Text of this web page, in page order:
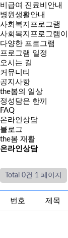
비급여 진료비안내
병원생활안내
사회복지프로그램
사회복지프로그램
다양한 프로그램
프로그램 일정
오시는 길
커뮤니티
공지사항
the봄의 일상
정성담은 한끼
FAQ
온라인상담
블로그
the봄 재활
온라인상담
Total 0건 1 페이지
번호 제목